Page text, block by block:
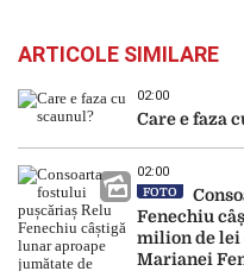
ARTICOLE SIMILARE
02:00
Care e faza
02:00
FOTO
Fenechiu
milion de
Marianei